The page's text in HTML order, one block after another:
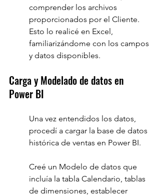
comprender los archivos
proporcionados por el Cliente.
Esto lo realicé en Excel,
familiarizándome con los campos
y datos disponibles.
Carga y Modelado de datos en
Power BI
Una vez entendidos los datos,
procedí a cargar la base de datos
histórica de ventas en Power BI.
Creé un Modelo de datos que
incluía la tabla Calendario, tablas
de dimensiones, establecer